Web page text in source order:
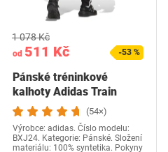
od 511 Kč
1 078 Kč
-53 %
Pánské tréninkové
kalhoty Adidas Train
Essentials 3-Stripes…
(54×)
Výrobce: adidas. Číslo modelu:
BXJ24. Kategorie: Pánské. Složení
materiálu: 100% syntetika. Pokyny